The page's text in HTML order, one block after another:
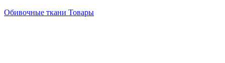
Обивочные ткани Товары